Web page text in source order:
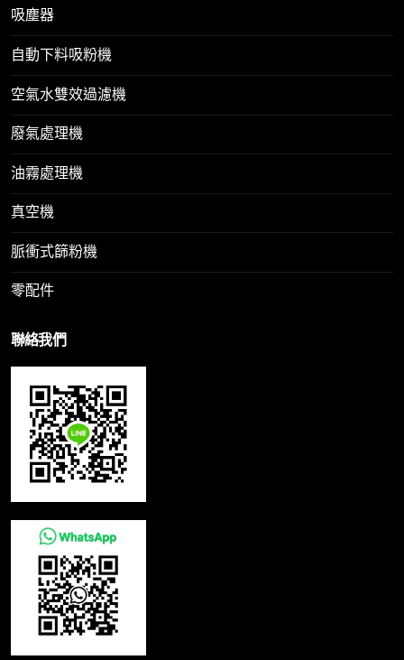
吸塵器
自動下料吸粉機
空氣水雙效過濾機
廢氣處理機
油霧處理機
真空機
脈衝式篩粉機
零配件
聯絡我們